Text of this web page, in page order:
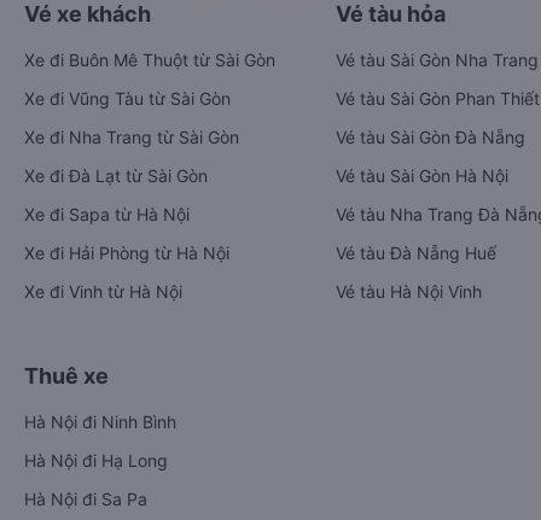
Vé xe khách
Xe đi Buôn Mê Thuột từ Sài Gòn
Xe đi Vũng Tàu từ Sài Gòn
Xe đi Nha Trang từ Sài Gòn
Xe đi Đà Lạt từ Sài Gòn
Xe đi Sapa từ Hà Nội
Xe đi Hải Phòng từ Hà Nội
Xe đi Vinh từ Hà Nội
Vé tàu hỏa
Vé tàu Sài Gòn Nha Trang
Vé tàu Sài Gòn Phan Thiết
Vé tàu Sài Gòn Đà Nẵng
Vé tàu Sài Gòn Hà Nội
Vé tàu Nha Trang Đà
Vé tàu Đà Nẵng Huế
Vé tàu Hà Nội Vinh
Thuê xe
Hà Nội đi Ninh Bình
Hà Nội đi Hạ Long
Hà Nội đi Sa Pa